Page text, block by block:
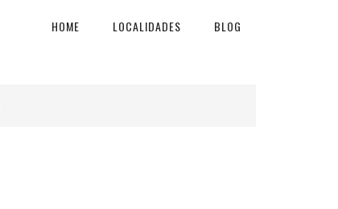
HOME LOCALIDADES BLOG